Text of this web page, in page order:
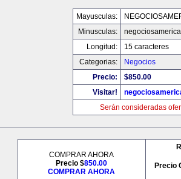
Mayusculas:
Minusculas:
Longitud:
15 caracteres
Categorias:
Negocios
Precio:
$850.00
Visitar!
Serán consideradas
COMPRAR AHORA
Precio $850.00
COMPRAR AHORA
Precio